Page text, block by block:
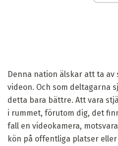
Denna nation älskar att ta
videon. Och som deltagarna
detta bara bättre. Att vara
i rummet, förutom dig, det
fall en videokamera,
kön på offentliga platser